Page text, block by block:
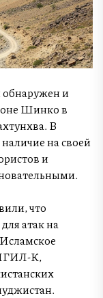
и
Шинко в
В
на своей
и
что
атак на
К,